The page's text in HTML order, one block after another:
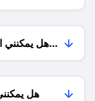
هل يمكنني
هل